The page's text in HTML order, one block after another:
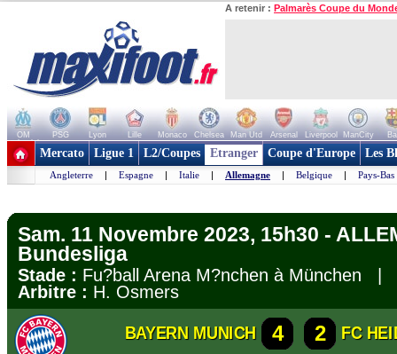
A retenir : Palmarès Coupe du
OM PSG Lyon Lille Monaco Chelsea Man Utd Arsenal Liverpool ManCity
+ de clubs
Mercato Ligue 1 L2/Coupes Etranger Coupe d'Europe Les
Angleterre | Espagne | Italie | Allemagne | Belgique | Pays-Bas
Sam. 11 Novembre 2023, 15h30 -
Bundesliga
Stade : Fu?ball Arena M?nchen à München |
Arbitre : H. Osmers
BAYERN MUNICH 4 2
FC